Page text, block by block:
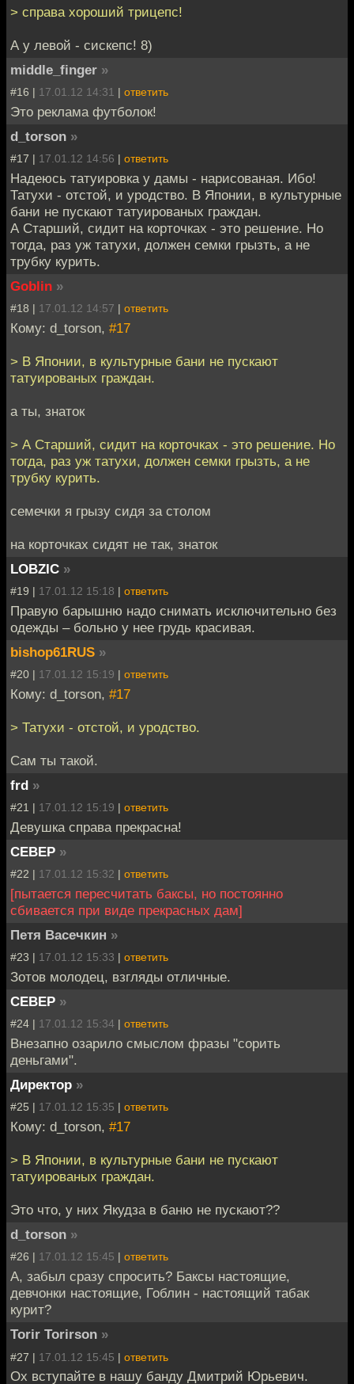
> справа хороший трицепс!
А у левой - сискепс! 8)
middle_finger »
#16 | 17.01.12 14:31 | ответить
Это реклама футболок!
d_torson »
#17 | 17.01.12 14:56 | ответить
Надеюсь татуировка у дамы - нарисованая. Ибо!
Татухи - отстой, и уродство. В Японии, в культурные
бани не пускают татуированых граждан.
А Старший, сидит на корточках - это решение. Но
тогда, раз уж татухи, должен семки грызть, а не
трубку курить.
Goblin »
#18 | 17.01.12 14:57 | ответить
Кому: d_torson, #17
> В Японии, в культурные бани не пускают
татуированых граждан.
а ты, знаток
> А Старший, сидит на корточках - это решение. Но
тогда, раз уж татухи, должен семки грызть, а не
трубку курить.
семечки я грызу сидя за столом
на корточках сидят не так, знаток
LOBZIC »
#19 | 17.01.12 15:18 | ответить
Правую барышню надо снимать исключительно без
одежды – больно у нее грудь красивая.
bishop61RUS »
#20 | 17.01.12 15:19 | ответить
Кому: d_torson, #17
> Татухи - отстой, и уродство.
Сам ты такой.
frd »
#21 | 17.01.12 15:19 | ответить
Девушка справа прекрасна!
CEBEP »
#22 | 17.01.12 15:32 | ответить
[пытается пересчитать баксы, но постоянно
сбивается при виде прекрасных дам]
Петя Васечкин »
#23 | 17.01.12 15:33 | ответить
Зотов молодец, взгляды отличные.
CEBEP »
#24 | 17.01.12 15:34 | ответить
Внезапно озарило смыслом фразы "сорить
деньгами".
Директор »
#25 | 17.01.12 15:35 | ответить
Кому: d_torson, #17
> В Японии, в культурные бани не пускают
татуированых граждан.
Это что, у них Якудза в баню не пускают??
d_torson »
#26 | 17.01.12 15:45 | ответить
А, забыл сразу спросить? Баксы настоящие,
девчонки настоящие, Гоблин - настоящий табак
курит?
Torir Torirson »
#27 | 17.01.12 15:45 | ответить
Ох вступайте в нашу банду Дмитрий Юрьевич.